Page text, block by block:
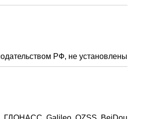
РФ, не установлены